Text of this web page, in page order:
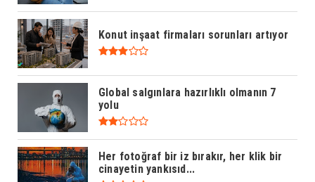
Konut inşaat firmaları sorunları artıyor
Global salgınlara hazırlıklı olmanın 7
yolu
Her fotoğraf bir iz bırakır, her klik bir
cinayetin yankısıd...